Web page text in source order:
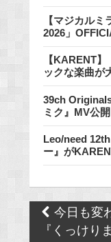
【マジカル
2026」
【KARENT
ックな楽曲が
39ch
ミク』MV公開
Leo/need
ー』が
Post今日も変
『くっけり